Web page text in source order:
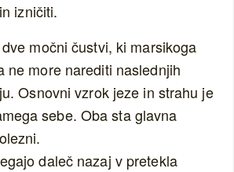
izničiti.
močni čustvi, ki marsikoga
ne more narediti naslednjih
Osnovni vzrok jeze in strahu je
sebe. Oba sta glavna
daleč nazaj v pretekla